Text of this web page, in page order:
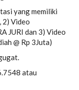
yang memiliki
2) Video
JURI dan 3) Video
@ Rp 3Juta)
atau